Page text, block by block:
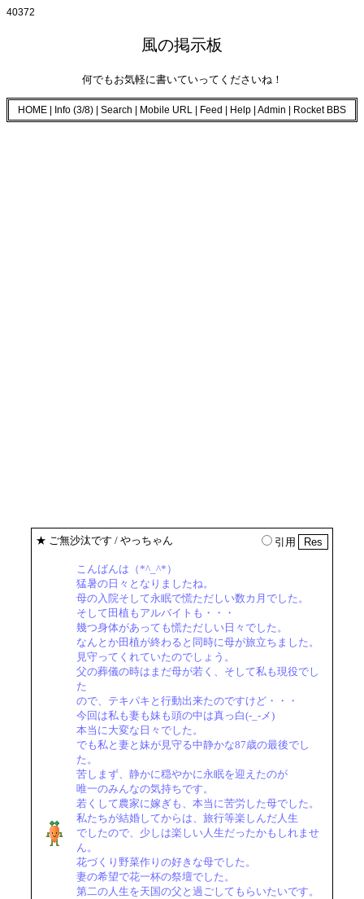
40372
風の掲示板
何でもお気軽に書いていってくださいね！
HOME Info (3/8) Search Mobile URL Feed Help Admin Rocket BBS
★ ご無沙汰です / やっちゃん 引用
こんばんは（*^_^*）
猛暑の日々となりましたね。
母の入院そして永眠で慌ただしい数カ月でした。
そして田植もアルバイトも・・・
幾つ身体があっても慌ただしい日々でした。
なんとか田植が終わると同時に母が旅立ちました。
見守ってくれていたのでしょう。
父の葬儀の時はまだ母が若く、そして私も現役でし
た
ので、テキパキと行動出来たのですけど・・・
今回は私も妻も妹も頭の中は真っ白(-_-メ)
本当に大変な日々でした。
でも私と妻と妹が見守る中静かな87歳の最後でし
た。
苦しまず、静かに穏やかに永眠を迎えたのが
唯一のみんなの気持ちです。
若くして農家に嫁ぎも、本当に苦労した母でした。
私たちが結婚してからは、旅行等楽しんだ人生
でしたので、少しは楽しい人生だったかもしれませ
ん。
花づくり野菜作りの好きな母でした。
妻の希望で花一杯の祭壇でした。
第二の人生を天国の父と過ごしてもらいたいです。